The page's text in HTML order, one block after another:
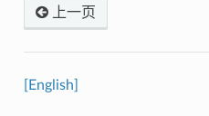
上一页
[English]